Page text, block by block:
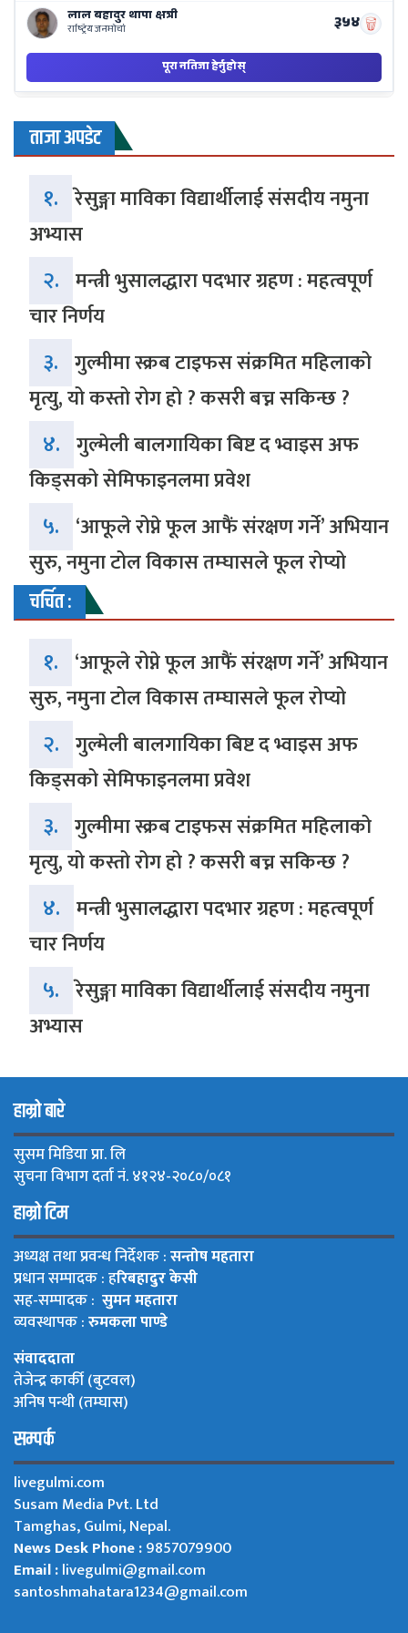
ताजा अपडेट
१. रेसुङ्गा माविका विद्यार्थीलाई संसदीय नमुना
अभ्यास
२. मन्त्री भुसालद्धारा पदभार ग्रहण : महत्वपूर्ण
चार निर्णय
३. गुल्मीमा स्क्रब टाइफस संक्रमित महिलाको
मृत्यु, यो कस्तो रोग हो ? कसरी बच्न सकिन्छ ?
४. गुल्मेली बालगायिका बिष्ट द भ्वाइस अफ
किड्सको सेमिफाइनलमा प्रवेश
५. ‘आफूले रोप्ने फूल आफैं संरक्षण गर्ने’ अभियान
सुरु, नमुना टोल विकास तम्घासले फूल रोप्यो
चर्चित :
१. ‘आफूले रोप्ने फूल आफैं संरक्षण गर्ने’ अभियान
सुरु, नमुना टोल विकास तम्घासले फूल रोप्यो
२. गुल्मेली बालगायिका बिष्ट द भ्वाइस अफ
किड्सको सेमिफाइनलमा प्रवेश
३. गुल्मीमा स्क्रब टाइफस संक्रमित महिलाको
मृत्यु, यो कस्तो रोग हो ? कसरी बच्न सकिन्छ ?
४. मन्त्री भुसालद्धारा पदभार ग्रहण : महत्वपूर्ण
चार निर्णय
५. रेसुङ्गा माविका विद्यार्थीलाई संसदीय नमुना
अभ्यास
हाम्रो बारे
सुसम मिडिया प्रा. लि
सुचना विभाग दर्ता नं. ४१२४-२०८०/०८१
हाम्रो टिम
अध्यक्ष तथा प्रवन्ध निर्देशक :सन्तोष महतारा
प्रधान सम्पादक : हरिबहादुर केसी
सह-सम्पादक : सुमन महतारा
व्यवस्थापक :रुमकला पाण्डे
संवाददाता
तेजेन्द्र कार्की (बुटवल)
अनिष पन्थी (तम्घास)
सम्पर्क
livegulmi.com
Susam Media Pvt. Ltd
Tamghas, Gulmi, Nepal.
News Desk Phone :9857079900
Email :livegulmi@gmail.com
santoshmahatara1234@gmail.com